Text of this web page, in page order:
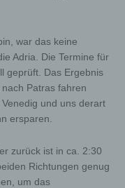
war das keine
Adria. Die Termine für
geprüft. Das Ergebnis
Patras fahren
und uns derart
ersparen.
zurück ist in ca. 2:30
Richtungen genug
um das